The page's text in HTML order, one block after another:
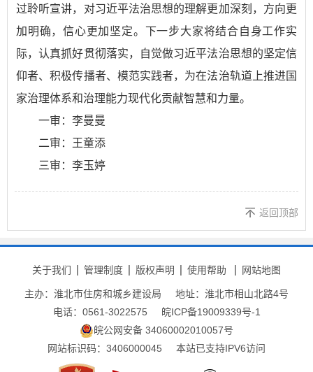
过聆听宣讲，对习近平法治思想的理解更加深刻，方向更
加明确，信心更加坚定。下一步大家将结合自身工作实
际，认真抓好贯彻落实，自觉做习近平法治思想的坚定信
仰者、积极传播者、模范实践者，为在法治轨道上推进国
家治理体系和治理能力现代化贡献智慧和力量。
一审：李曼曼
二审：王童添
三审：李玉婷
返回顶部
关于我们 管理制度 版权声明 使用帮助 网站地图
主办：淮北市住房和城乡建设局
地址：淮北市相山北路4号
电话：0561-3022575
皖ICP备19009339号-1
皖公网安备 34060002010057号
网站标识码：3406000045
本站已支持IPV6访问